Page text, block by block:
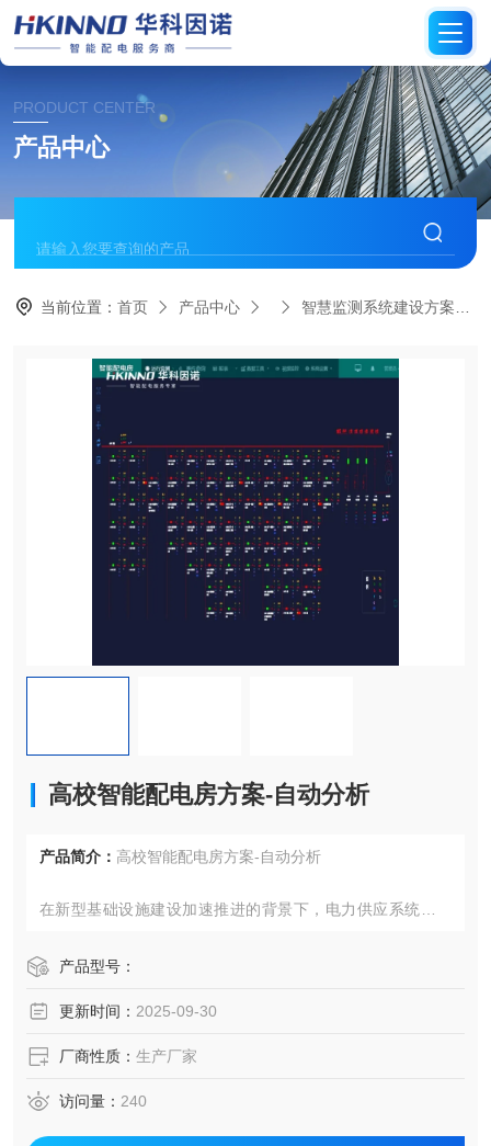
PRODUCT CENTER
产品中心
当前位置：首页 产品中心 智慧监测系统建设方案
高校智能配电房方案-自动分析
产品简介： 高校智能配电房方案-自动分析
在新型基础设施建设加速推进的背景下，电力供应系统的智
育园区、交通枢纽等高可靠性需求场景，新一代电力设备状
测网络与智能分析平台，为关键基础设施筑牢电力安全防
产品型号：
更新时间： 2025-09-30
厂商性质： 生产厂家
访问量： 240